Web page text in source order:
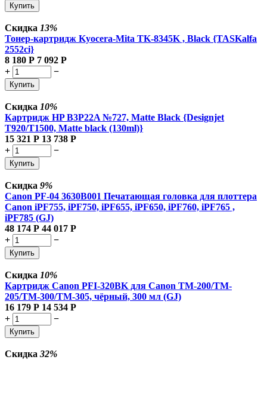
Купить
Скидка 13%
Тонер-картридж Kyocera-Mita TK-8345K , Black {TASKalfa
2552ci}
8 180 Р 7 092 Р
+
−
Купить
Скидка 10%
Картридж HP B3P22A №727, Matte Black {Designjet
T920/T1500, Matte black (130ml)}
15 321 Р 13 738 Р
+
−
Купить
Скидка 9%
Canon PF-04 3630B001 Печатающая головка для плоттера
Canon iPF755, iPF750, iPF655, iPF650, iPF760, iPF765 ,
iPF785 (GJ)
48 174 Р 44 017 Р
+
−
Купить
Скидка 10%
Картридж Canon PFI-320BK для Canon TM-200/TM-
205/TM-300/TM-305, чёрный, 300 мл (GJ)
16 179 Р 14 534 Р
+
−
Купить
Скидка 32%